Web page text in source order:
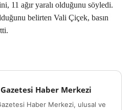
11 ağır yaralı olduğunu söyledi.
belirten Vali Çiçek, basın
Haber Merkezi
Haber Merkezi, ulusal ve